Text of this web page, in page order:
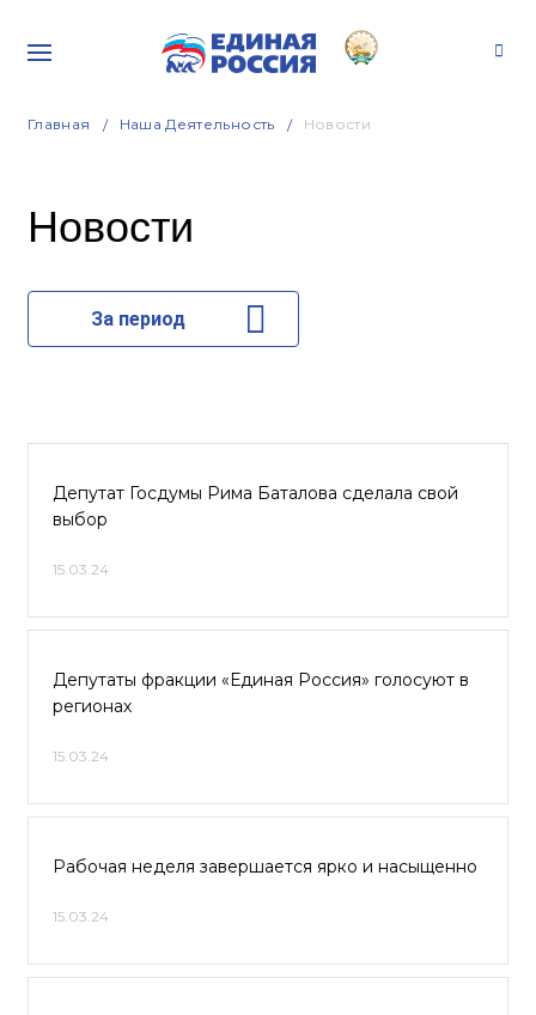
Главная Наша Деятельность Новости
Новости
За период
Депутат Госдумы Рима Баталова сделала свой
выбор
15.03.24
Депутаты фракции «Единая Россия» голосуют в
регионах
15.03.24
Рабочая неделя завершается ярко и насыщенно
15.03.24